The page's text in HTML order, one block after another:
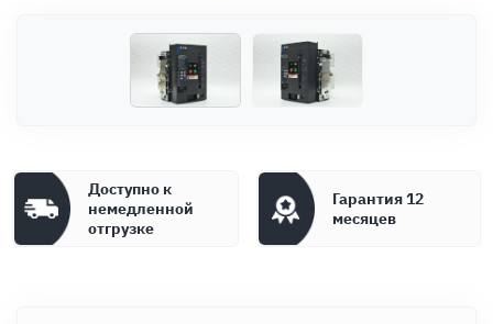
Доступно к
немедленной
отгрузке
Гарантия 12
месяцев